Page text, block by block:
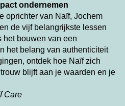
ondernemen
oprichter van Naïf, Jochem
de vijf belangrijkste lessen
het bouwen van een
het belang van authenticiteit
ontdek hoe Naïf zich
blijft aan je waarden en je
Care